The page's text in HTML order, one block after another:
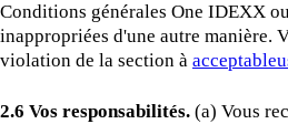
Conditions générales One IDEXX
inappropriées d'une autre manière.
violation de la section à
2.6 Vos responsabilités. (a) Vous